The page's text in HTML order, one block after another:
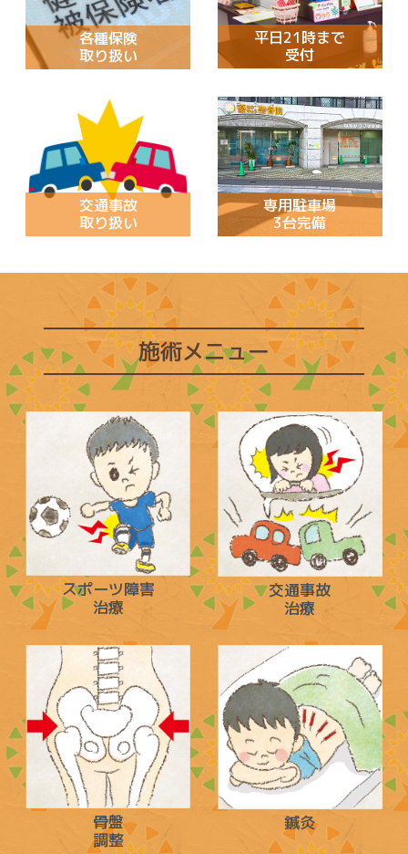
各種保険
取り扱い
平日21時まで
受付
交通事故
取り扱い
専用駐車場
3台完備
施術メニュー
スポーツ障害
治療
交通事故
治療
骨盤
調整
鍼灸